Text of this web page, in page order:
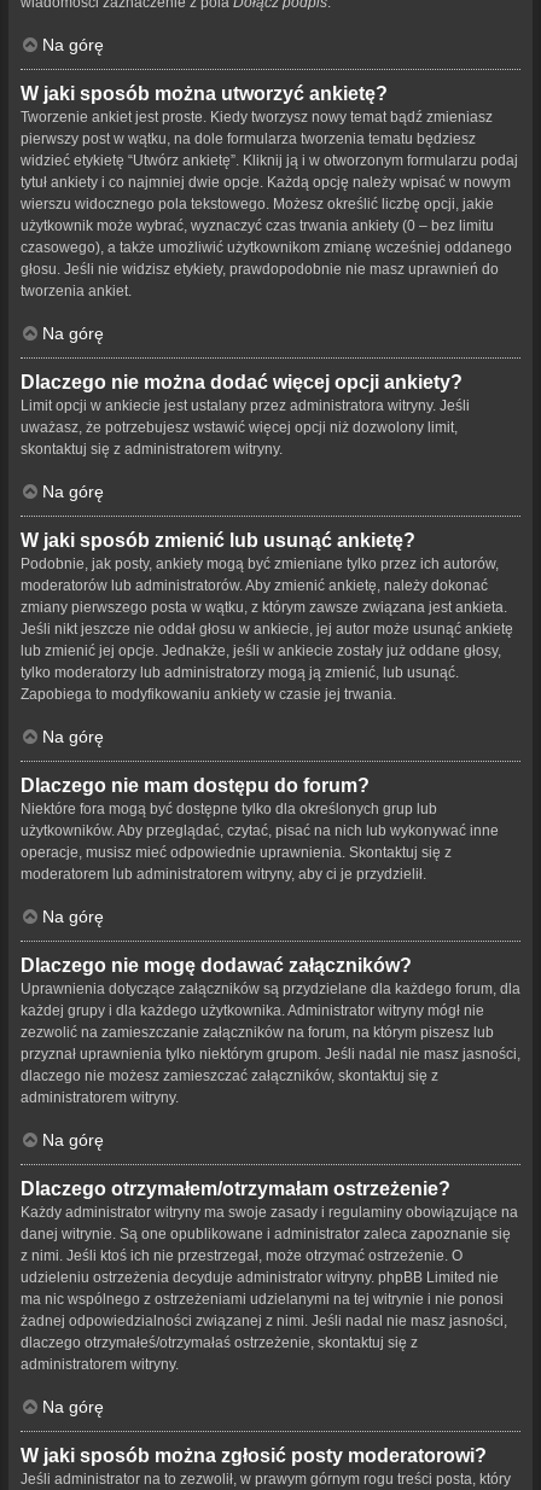
Na górę
W jaki sposób można utworzyć ankietę?
Tworzenie ankiet jest proste. Kiedy tworzysz nowy temat bądź zmieniasz
pierwszy post w wątku, na dole formularza tworzenia tematu będziesz
widzieć etykietę “Utwórz ankietę”. Kliknij ją i w otworzonym formularzu podaj
tytuł ankiety i co najmniej dwie opcje. Każdą opcję należy wpisać w nowym
wierszu widocznego pola tekstowego. Możesz określić liczbę opcji, jakie
użytkownik może wybrać, wyznaczyć czas trwania ankiety (0 – bez limitu
czasowego), a także umożliwić użytkownikom zmianę wcześniej oddanego
głosu. Jeśli nie widzisz etykiety, prawdopodobnie nie masz uprawnień do
tworzenia ankiet.
Na górę
Dlaczego nie można dodać więcej opcji ankiety?
Limit opcji w ankiecie jest ustalany przez administratora witryny. Jeśli
uważasz, że potrzebujesz wstawić więcej opcji niż dozwolony limit,
skontaktuj się z administratorem witryny.
Na górę
W jaki sposób zmienić lub usunąć ankietę?
Podobnie, jak posty, ankiety mogą być zmieniane tylko przez ich autorów,
moderatorów lub administratorów. Aby zmienić ankietę, należy dokonać
zmiany pierwszego posta w wątku, z którym zawsze związana jest ankieta.
Jeśli nikt jeszcze nie oddał głosu w ankiecie, jej autor może usunąć ankietę
lub zmienić jej opcje. Jednakże, jeśli w ankiecie zostały już oddane głosy,
tylko moderatorzy lub administratorzy mogą ją zmienić, lub usunąć.
Zapobiega to modyfikowaniu ankiety w czasie jej trwania.
Na górę
Dlaczego nie mam dostępu do forum?
Niektóre fora mogą być dostępne tylko dla określonych grup lub
użytkowników. Aby przeglądać, czytać, pisać na nich lub wykonywać inne
operacje, musisz mieć odpowiednie uprawnienia. Skontaktuj się z
moderatorem lub administratorem witryny, aby ci je przydzielił.
Na górę
Dlaczego nie mogę dodawać załączników?
Uprawnienia dotyczące załączników są przydzielane dla każdego forum, dla
każdej grupy i dla każdego użytkownika. Administrator witryny mógł nie
zezwolić na zamieszczanie załączników na forum, na którym piszesz lub
przyznał uprawnienia tylko niektórym grupom. Jeśli nadal nie masz jasności,
dlaczego nie możesz zamieszczać załączników, skontaktuj się z
administratorem witryny.
Na górę
Dlaczego otrzymałem/otrzymałam ostrzeżenie?
Każdy administrator witryny ma swoje zasady i regulaminy obowiązujące na
danej witrynie. Są one opublikowane i administrator zaleca zapoznanie się
z nimi. Jeśli ktoś ich nie przestrzegał, może otrzymać ostrzeżenie. O
udzieleniu ostrzeżenia decyduje administrator witryny. phpBB Limited nie
ma nic wspólnego z ostrzeżeniami udzielanymi na tej witrynie i nie ponosi
żadnej odpowiedzialności związanej z nimi. Jeśli nadal nie masz jasności,
dlaczego otrzymałeś/otrzymałaś ostrzeżenie, skontaktuj się z
administratorem witryny.
Na górę
W jaki sposób można zgłosić posty moderatorowi?
Jeśli administrator na to zezwolił, w prawym górnym rogu treści posta, który